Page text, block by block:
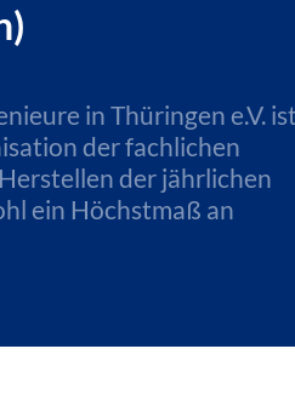
in Thüringen e.V.
der fachlichen
der jährlichen
ein Höchstmaß an